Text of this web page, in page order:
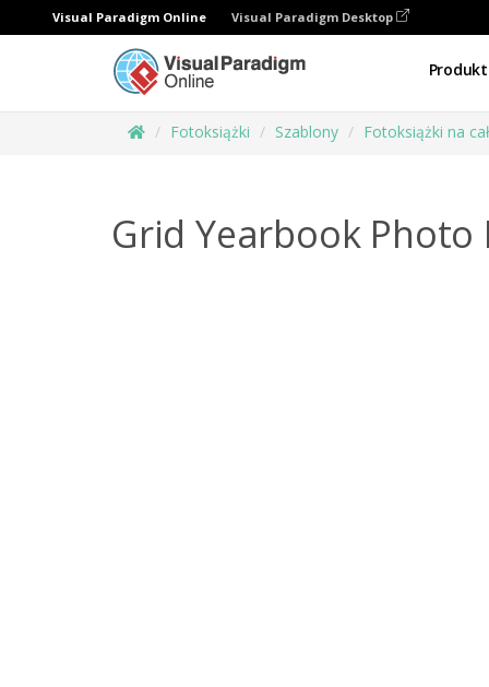
Visual Paradigm Online Visual Paradigm Desktop
Produkt
Fotoksiążki Szablony Fotoksiążki na
Grid Yearbook Photo